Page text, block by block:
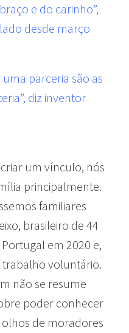
e do carinho”,
desde março
parceria são as
diz inventor
um vínculo, nós
principalmente.
familiares
brasileiro de 44
em 2020 e,
trabalho voluntário.
não se resume
poder conhecer
de moradores